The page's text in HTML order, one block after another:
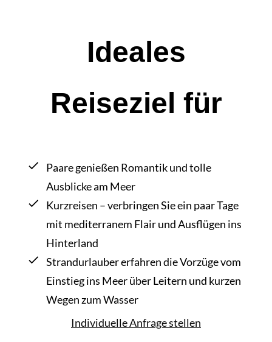
Ideales
Reiseziel für
Paare genießen Romantik und tolle
Ausblicke am Meer
Kurzreisen – verbringen Sie ein paar Tage
mit mediterranem Flair und Ausflügen ins
Hinterland
Strandurlauber erfahren die Vorzüge vom
Einstieg ins Meer über Leitern und kurzen
Wegen zum Wasser
Individuelle Anfrage stellen